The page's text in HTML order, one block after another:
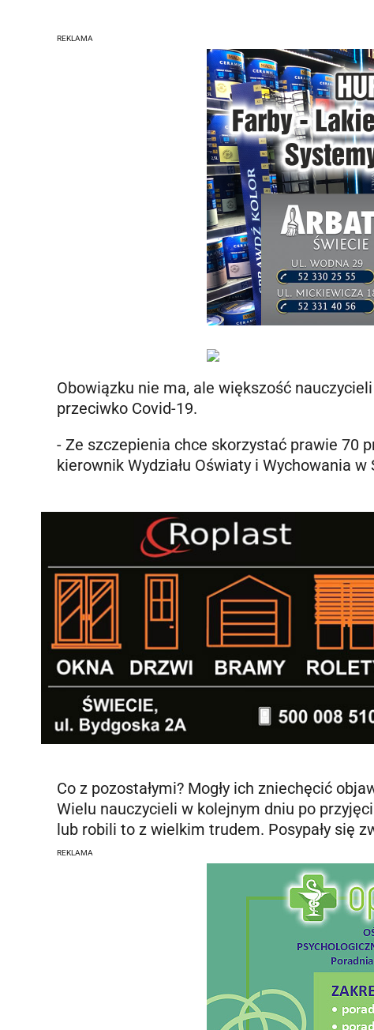
REKLAMA
Obowiązku nie ma, ale większość
przeciwko Covid-19.
- Ze szczepienia chce skorzystać prawie 70
kierownik Wydziału Oświaty i Wychowania w
Co z pozostałymi? Mogły ich zniechęcić
Wielu nauczycieli w kolejnym dniu po
lub robili to z wielkim trudem. Posypały się
REKLAMA